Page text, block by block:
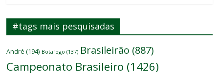
#tags mais pesquisadas
André (194) Botafogo (137) Brasileirão (887)
Campeonato Brasileiro (1426)